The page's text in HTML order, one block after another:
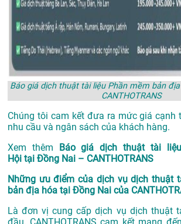
Báo giá dịch thuật tài liệu Phần mềm bản
CANTHOTRANS
Chúng tôi cam kết đưa ra mức giá cạnh
nhu cầu và ngân sách của khách hàng.
Xem thêm
Báo giá dịch thuật tài
Hội tại Đồng Nai – CANTHOTRANS
Những ưu điểm của dịch vụ dịch thuật
bản địa hóa tại Đồng Nai của
Là đơn vị cung cấp dịch vụ dịch thuật